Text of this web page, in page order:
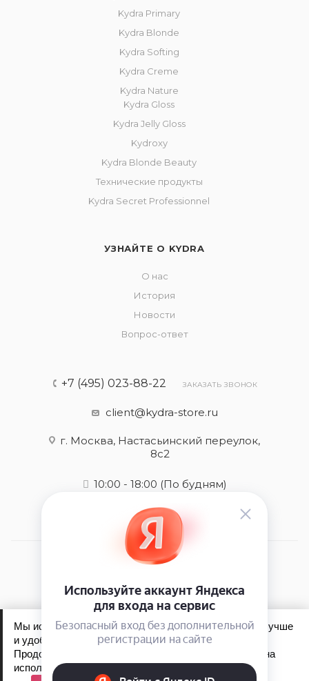
Kydra Primary
Kydra Blonde
Kydra Softing
Kydra Creme
Kydra Nature
Kydra Gloss
Kydra Jelly Gloss
Kydroxy
Kydra Blonde Beauty
Технические продукты
Kydra Secret Professionnel
УЗНАЙТЕ О KYDRA
О нас
История
Новости
Вопрос-ответ
+7 (495) 023-88-22 ЗАКАЗАТЬ ЗВОНОК
client@kydra-store.ru
г. Москва, Настасьинский переулок,
8с2
10:00 - 18:00 (По будням)
2026 © kydra-store.ru - интернет-магазин
Обработка персональных данных
Мы используем файлы cookie, чтобы сайт работал лучше
и удобнее для вас.
Продолжая пользоваться сайтом, вы соглашаетесь на
использование файлов cookie.